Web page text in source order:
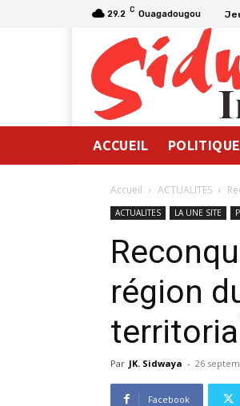
29.2 C Ouagadougou
ACCUEIL POLITIQUE
Accueil ACTUALITES
ACTUALITES LA UNE SITE
région
Par JK. Sidwaya - 26
Facebook